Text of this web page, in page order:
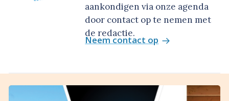
aankondigen via onze agenda
door contact op te nemen met
de redactie.
Neem contact op